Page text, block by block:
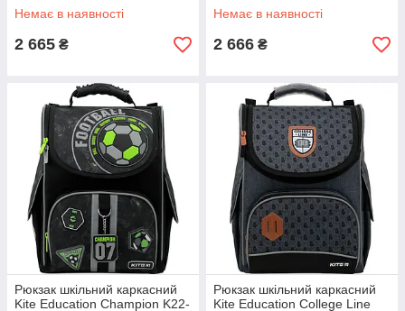
Немає в наявності
2 665 ₴
Немає в наявності
2 666 ₴
Рюкзак шкільний каркасний
Kite Education Champion K22-
Рюкзак шкільний каркасний
Kite Education College Line